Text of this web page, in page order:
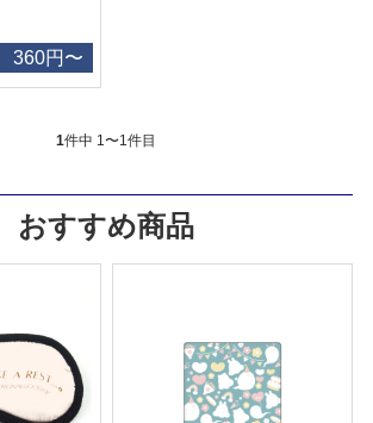
360円〜
1件中 1〜1件目
おすすめ商品